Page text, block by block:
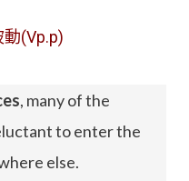
(Vp.p)
, many of the
to enter the
else.